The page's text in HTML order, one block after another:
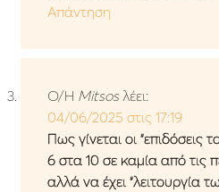
Απάντηση
Ο/Η Mitsos λέει:
04/06/2025 στις 17:19
Πως γίνεται οι “επιδόσεις
6 στα 10 σε καμία από τις
αλλά να έχει “λειτουργία